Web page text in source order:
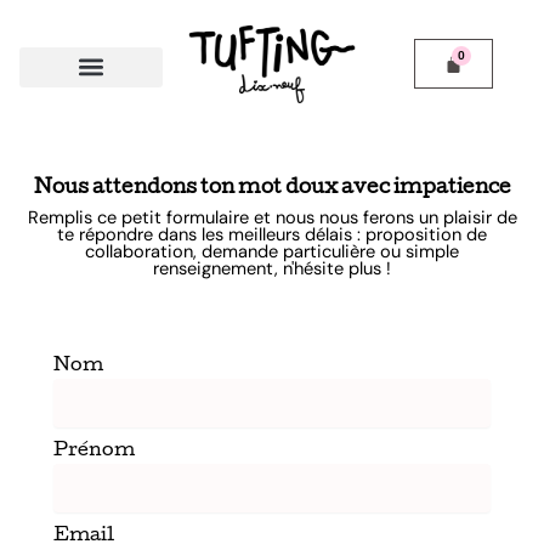
Nous attendons ton mot doux avec impatience
Remplis ce petit formulaire et nous nous ferons un plaisir de
te répondre dans les meilleurs délais : proposition de
collaboration, demande particulière ou simple
renseignement, n'hésite plus !
Nom
Prénom
Email